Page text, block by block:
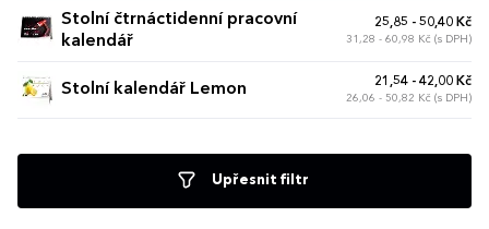
Stolní čtrnáctidenní pracovní
kalendář
25,85 - 50,40 Kč
31,28 - 60,98 Kč (s DPH)
Stolní kalendář Lemon 21,54 - 42,00 Kč
26,06 - 50,82 Kč (s DPH)
Upřesnit filtr